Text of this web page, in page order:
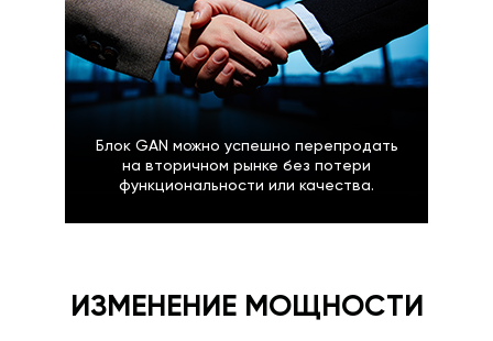
Блок GAN можно успешно перепродать
на вторичном рынке без потери
функциональности или качества.
ИЗМЕНЕНИЕ МОЩНОСТИ